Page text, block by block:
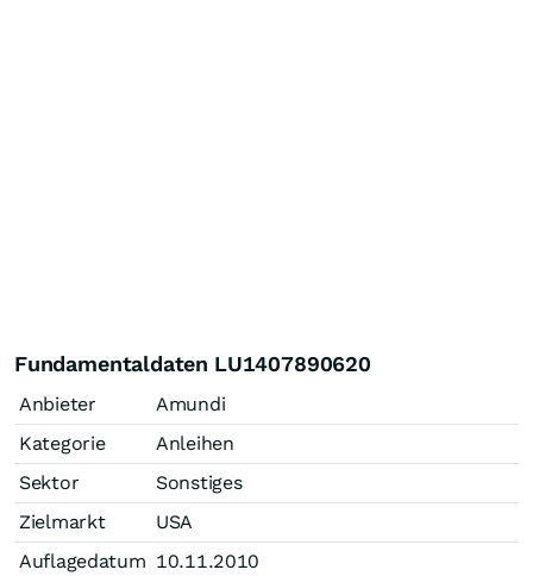
Fundamentaldaten LU1407890620
Anbieter
Amundi
Kategorie
Anleihen
Sektor
Sonstiges
Zielmarkt
USA
Auflagedatum 10.11.2010